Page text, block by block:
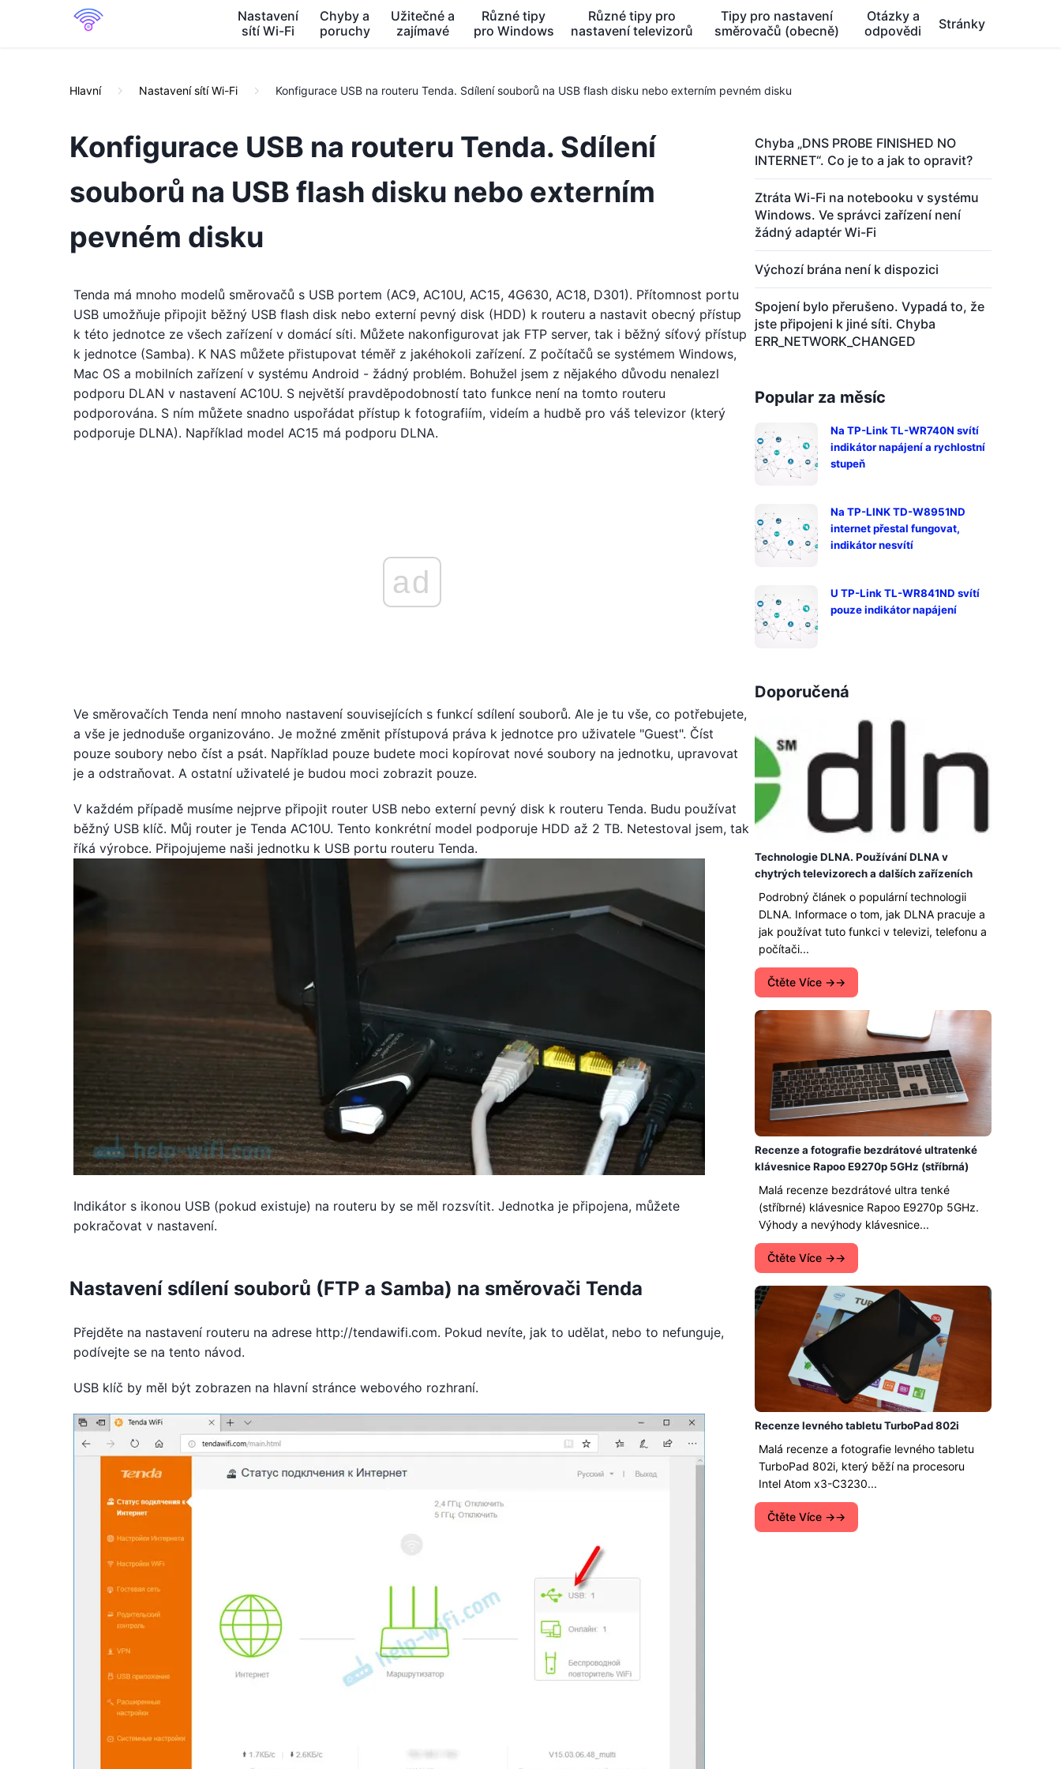
Nastavení
sítí Wi-Fi
Chyby a
poruchy
Užitečné a
zajímavé
Různé tipy
pro Windows
Různé tipy pro
nastavení televizorů
Tipy pro nastavení
směrovačů (obecně)
Otázky a
odpovědi
Stránky
Hlavní Nastavení sítí Wi-Fi Konfigurace USB na routeru Tenda. Sdílení souborů na USB flash disku nebo externím pevném disku
Konfigurace USB na routeru Tenda. Sdílení
souborů na USB flash disku nebo externím
pevném disku
Tenda má mnoho modelů směrovačů s USB portem (AC9, AC10U, AC15, 4G630, AC18, D301). Přítomnost portu
USB umožňuje připojit běžný USB flash disk nebo externí pevný disk (HDD) k routeru a nastavit obecný přístup
k této jednotce ze všech zařízení v domácí síti. Můžete nakonfigurovat jak FTP server, tak i běžný síťový přístup
k jednotce (Samba). K NAS můžete přistupovat téměř z jakéhokoli zařízení. Z počítačů se systémem Windows,
Mac OS a mobilních zařízení v systému Android - žádný problém. Bohužel jsem z nějakého důvodu nenalezl
podporu DLAN v nastavení AC10U. S největší pravděpodobností tato funkce není na tomto routeru
podporována. S ním můžete snadno uspořádat přístup k fotografiím, videím a hudbě pro váš televizor (který
podporuje DLNA). Například model AC15 má podporu DLNA.
ad
Ve směrovačích Tenda není mnoho nastavení souvisejících s funkcí sdílení souborů. Ale je tu vše, co potřebujete,
a vše je jednoduše organizováno. Je možné změnit přístupová práva k jednotce pro uživatele "Guest". Číst
pouze soubory nebo číst a psát. Například pouze budete moci kopírovat nové soubory na jednotku, upravovat
je a odstraňovat. A ostatní uživatelé je budou moci zobrazit pouze.
V každém případě musíme nejprve připojit router USB nebo externí pevný disk k routeru Tenda. Budu používat
běžný USB klíč. Můj router je Tenda AC10U. Tento konkrétní model podporuje HDD až 2 TB. Netestoval jsem, tak
říká výrobce. Připojujeme naši jednotku k USB portu routeru Tenda.
Indikátor s ikonou USB (pokud existuje) na routeru by se měl rozsvítit. Jednotka je připojena, můžete
pokračovat v nastavení.
Nastavení sdílení souborů (FTP a Samba) na směrovači Tenda
Přejděte na nastavení routeru na adrese http://tendawifi.com. Pokud nevíte, jak to udělat, nebo to nefunguje,
podívejte se na tento návod.
USB klíč by měl být zobrazen na hlavní stránce webového rozhraní.
Chyba „DNS PROBE FINISHED NO
INTERNET“. Co je to a jak to opravit?
Ztráta Wi-Fi na notebooku v systému
Windows. Ve správci zařízení není
žádný adaptér Wi-Fi
Výchozí brána není k dispozici
Spojení bylo přerušeno. Vypadá to, že
jste připojeni k jiné síti. Chyba
ERR_NETWORK_CHANGED
Popular za měsíc
Na TP-Link TL-WR740N svítí
indikátor napájení a rychlostní
stupeň
Na TP-LINK TD-W8951ND
internet přestal fungovat,
indikátor nesvítí
U TP-Link TL-WR841ND svítí
pouze indikátor napájení
Doporučená
Technologie DLNA. Používání DLNA v
chytrých televizorech a dalších zařízeních
Podrobný článek o populární technologii
DLNA. Informace o tom, jak DLNA pracuje a
jak používat tuto funkci v televizi, telefonu a
počítači...
Čtěte Více →
Recenze a fotografie bezdrátové ultratenké
klávesnice Rapoo E9270p 5GHz (stříbrná)
Malá recenze bezdrátové ultra tenké
(stříbrné) klávesnice Rapoo E9270p 5GHz.
Výhody a nevýhody klávesnice...
Čtěte Více →
Recenze levného tabletu TurboPad 802i
Malá recenze a fotografie levného tabletu
TurboPad 802i, který běží na procesoru
Intel Atom x3-C3230...
Čtěte Více →